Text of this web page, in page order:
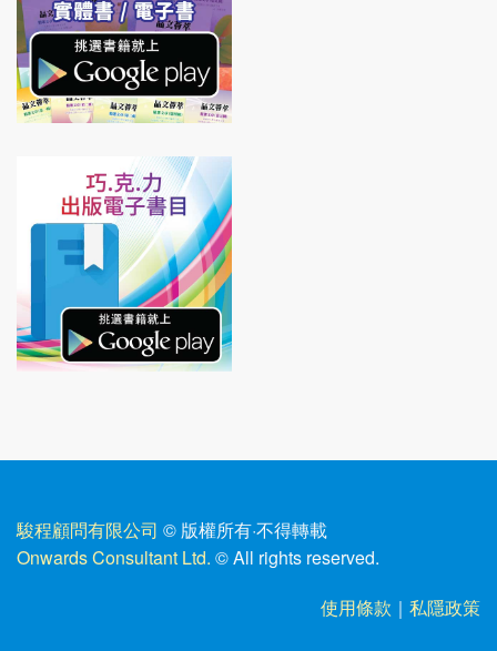
駿程顧問有限公司 © 版權所有·不得轉載
Onwards Consultant Ltd. © All rights reserved.
使用條款 ｜ 私隱政策